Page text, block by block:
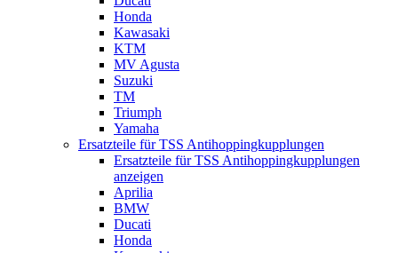
Honda
Kawasaki
KTM
MV Agusta
Suzuki
TM
Triumph
Yamaha
Ersatzteile für TSS Antihoppingkupplungen
Ersatzteile für TSS Antihoppingkupplungen
anzeigen
Aprilia
BMW
Ducati
Honda